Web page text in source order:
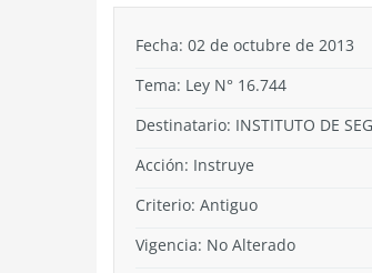
Fecha: 02 de octubre de 2013
Tema: Ley N° 16.744
Destinatario: INSTITUTO DE
Acción: Instruye
Criterio: Antiguo
Vigencia: No Alterado